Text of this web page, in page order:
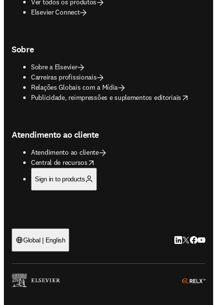
Ver todos os produtos
Elsevier Connect
Sobre
Sobre a Elsevier
Carreiras profissionais
Relações Globais com a Mídia
Publicidade, reimpressões e suplementos editoriais
opens in new tab/window
Atendimento ao cliente
Atendimento ao cliente
Central de recursos
opens in new tab/window
Sign in to products
Global | English LinkedIn abre
Twitter